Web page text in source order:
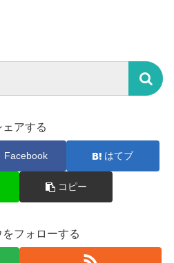
ェアする
Facebook はてブ
コピー
をフォローする